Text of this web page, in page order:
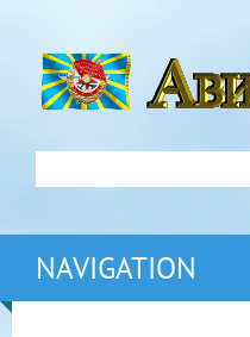
NAVIGATION